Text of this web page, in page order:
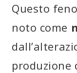
Questo
noto come
produzione